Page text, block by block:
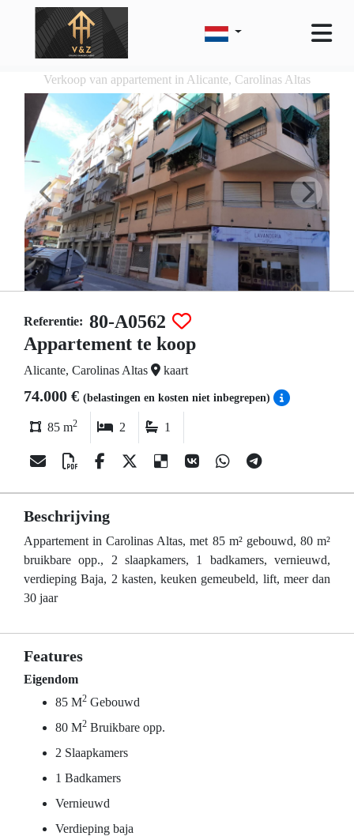
Verkoop van appartement in Alicante, Carolinas Altas
Referentie: 80-A0562
Appartement te koop
Alicante, Carolinas Altas kaart
74.000 € (belastingen en kosten niet inbegrepen)
85 m2 2 1
Beschrijving
Appartement in Carolinas Altas, met 85 m² gebouwd, 80 m²
bruikbare opp., 2 slaapkamers, 1 badkamers, vernieuwd,
verdieping Baja, 2 kasten, keuken gemeubeld, lift, meer dan
30 jaar
Features
Eigendom
85 M2 Gebouwd
80 M2 Bruikbare opp.
2 Slaapkamers
1 Badkamers
Vernieuwd
Verdieping baja